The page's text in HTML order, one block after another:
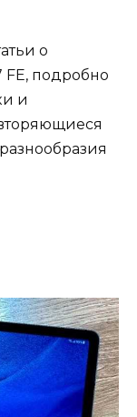
о
FE, подробно
и